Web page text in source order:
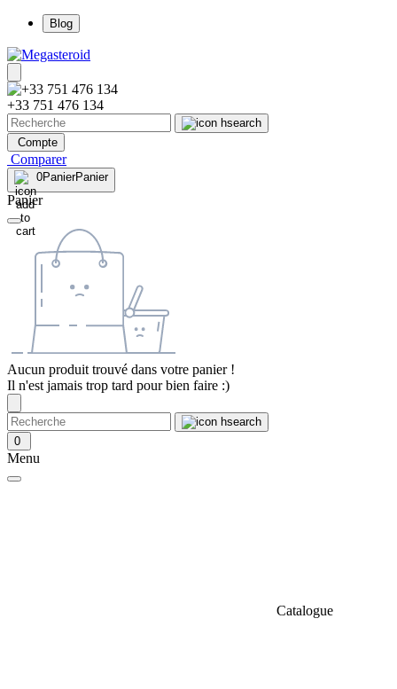
Blog
+33 751 476 134
Compte
Comparer
0PanierPanier
Panier
Aucun produit trouvé dans votre panier !
Il n'est jamais trop tard pour bien faire :)
0
Menu
Catalogue